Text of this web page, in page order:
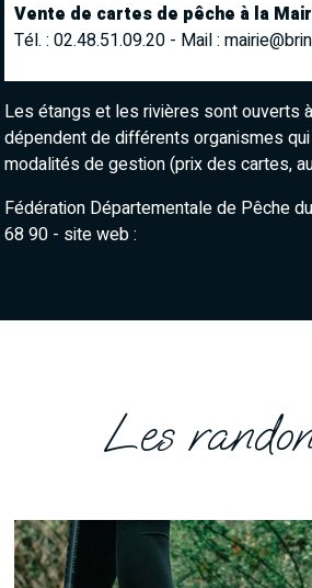
Vente de cartes de pêche à la
Tél. : 02.48.51.09.20 - Mail:
Les étangs et les rivières sont ouverts
dépendent de différents organismes
modalités de gestion (prix des cartes,
Fédération Départementale de Pêche
68 90 - site web :
Les